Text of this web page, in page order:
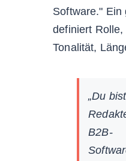
Software." Ein
definiert
Tonalität,
„Du
B2B-